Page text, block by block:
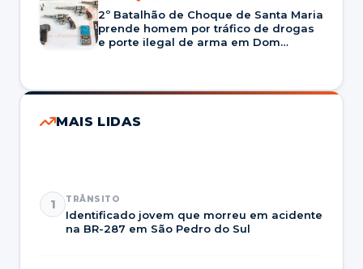
2º Batalhão de Choque de Santa Maria
prende homem por tráfico de drogas
e porte ilegal de arma em Dom
MAIS LIDAS
1 TRÂNSITO
Identificado jovem que morreu em acidente
na BR-287 em São Pedro do Sul